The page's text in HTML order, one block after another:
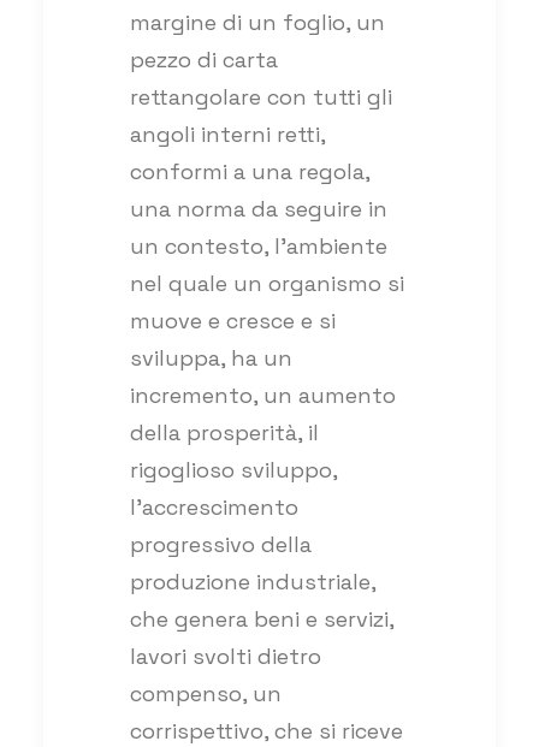
margine di un foglio, un
pezzo di carta
rettangolare con tutti gli
angoli interni retti,
conformi a una regola,
una norma da seguire in
un contesto, l’ambiente
nel quale un organismo si
muove e cresce e si
sviluppa, ha un
incremento, un aumento
della prosperità, il
rigoglioso sviluppo,
l’accrescimento
progressivo della
produzione industriale,
che genera beni e servizi,
lavori svolti dietro
compenso, un
corrispettivo, che si riceve